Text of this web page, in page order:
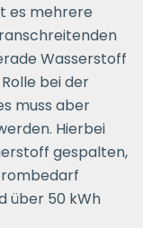
es mehrere
Wasserstoff
bei der
muss aber
Hierbei
gespalten,
über 50 kWh